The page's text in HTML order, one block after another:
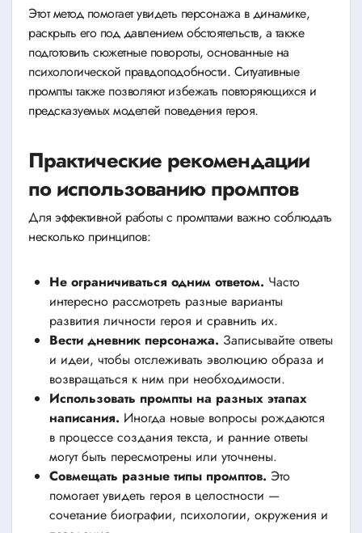
Этот метод помогает увидеть персонажа в динамике,
раскрыть его под давлением обстоятельств, а также
подготовить сюжетные повороты, основанные на
психологической правдоподобности. Ситуативные
промпты также позволяют избежать повторяющихся и
предсказуемых моделей поведения героя.
Практические рекомендации
по использованию промптов
Для эффективной работы с промптами важно соблюдать
несколько принципов:
Не ограничиваться одним ответом. Часто
интересно рассмотреть разные варианты
развития личности героя и сравнить их.
Вести дневник персонажа. Записывайте ответы
и идеи, чтобы отслеживать эволюцию образа и
возвращаться к ним при необходимости.
Использовать промпты на разных этапах
написания. Иногда новые вопросы рождаются
в процессе создания текста, и ранние ответы
могут быть пересмотрены или уточнены.
Совмещать разные типы промптов. Это
помогает увидеть героя в целостности —
сочетание биографии, психологии, окружения и